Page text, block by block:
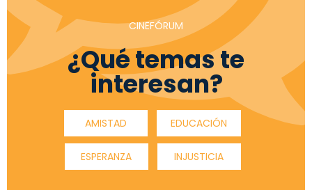
CINEFÓRUM
¿Qué temas te
interesan?
AMISTAD EDUCACIÓN
ESPERANZA INJUSTICIA